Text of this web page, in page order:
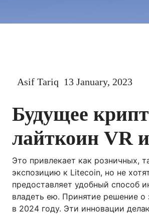
Asif Tariq 13 January, 2023
Будущее
лайткоин VR
Это привлекает как розничных,
экспозицию к Litecoin, но не
предоставляет удобный способ
владеть ею. Принятие решение о
в 2024 году. Эти инновации